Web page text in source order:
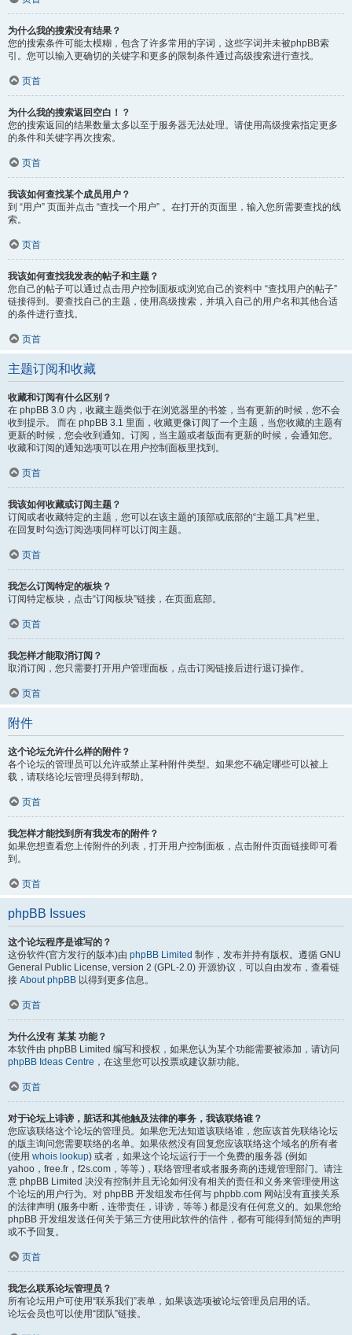
为什么我的搜索没有结果？
您的搜索条件可能太模糊，包含了许多常用的字词，这些字词并未被phpBB索
引。您可以输入更确切的关键字和更多的限制条件通过高级搜索进行查找。
页首
为什么我的搜索返回空白！？
您的搜索返回的结果数量太多以至于服务器无法处理。请使用高级搜索指定更多
的条件和关键字再次搜索。
页首
我该如何查找某个成员用户？
到 “用户” 页面并点击 “查找一个用户” 。在打开的页面里，输入您所需要查找的线
索。
页首
我该如何查找我发表的帖子和主题？
您自己的帖子可以通过点击用户控制面板或浏览自己的资料中 “查找用户的帖子”
链接得到。要查找自己的主题，使用高级搜索，并填入自己的用户名和其他合适
的条件进行查找。
页首
主题订阅和收藏
收藏和订阅有什么区别？
在 phpBB 3.0 内，收藏主题类似于在浏览器里的书签，当有更新的时候，您不会
收到提示。 而在 phpBB 3.1 里面，收藏更像订阅了一个主题，当您收藏的主题有
更新的时候，您会收到通知。订阅，当主题或者版面有更新的时候，会通知您。
收藏和订阅的通知选项可以在用户控制面板里找到。
页首
我该如何收藏或订阅主题？
订阅或者收藏特定的主题，您可以在该主题的顶部或底部的“主题工具”栏里。
在回复时勾选订阅选项同样可以订阅主题。
页首
我怎么订阅特定的板块？
订阅特定板块，点击“订阅板块”链接，在页面底部。
页首
我怎样才能取消订阅？
取消订阅，您只需要打开用户管理面板，点击订阅链接后进行退订操作。
页首
附件
这个论坛允许什么样的附件？
各个论坛的管理员可以允许或禁止某种附件类型。如果您不确定哪些可以被上
载，请联络论坛管理员得到帮助。
页首
我怎样才能找到所有我发布的附件？
如果您想查看您上传附件的列表，打开用户控制面板，点击附件页面链接即可看
到。
页首
phpBB Issues
这个论坛程序是谁写的？
这份软件(官方发行的版本)由 phpBB Limited 制作，发布并持有版权。遵循 GNU
General Public License, version 2 (GPL-2.0) 开源协议，可以自由发布，查看链
接 About phpBB 以得到更多信息。
页首
为什么没有 某某 功能？
本软件由 phpBB Limited 编写和授权，如果您认为某个功能需要被添加，请访问
phpBB Ideas Centre ，在这里您可以投票或建议新功能。
页首
对于论坛上诽谤，脏话和其他触及法律的事务，我该联络谁？
您应该联络这个论坛的管理员。如果您无法知道该联络谁，您应该首先联络论坛
的版主询问您需要联络的名单。如果依然没有回复您应该联络这个域名的所有者
(使用 whois lookup) 或者，如果这个论坛运行于一个免费的服务器 (例如
yahoo，free.fr，f2s.com，等等.)，联络管理者或者服务商的违规管理部门。请注
意 phpBB Limited 决没有控制并且无论如何没有相关的责任和义务来管理使用这
个论坛的用户行为。对 phpBB 开发组发布任何与 phpbb.com 网站没有直接关系
的法律声明 (服务中断，连带责任，诽谤，等等.) 都是没有任何意义的。如果您给
phpBB 开发组发送任何关于第三方使用此软件的信件，都有可能得到简短的声明
或不予回复。
页首
我怎么联系论坛管理员？
所有论坛用户可使用“联系我们”表单，如果该选项被论坛管理员启用的话。
论坛会员也可以使用“团队”链接。